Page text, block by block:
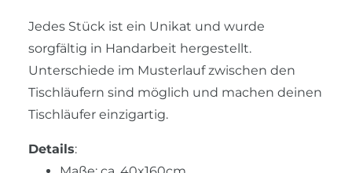
Jedes Stück ist ein Unikat und wurde
sorgfältig in Handarbeit hergestellt.
Unterschiede im Musterlauf zwischen den
Tischläufern sind möglich und machen deinen
Tischläufer einzigartig.
Details: